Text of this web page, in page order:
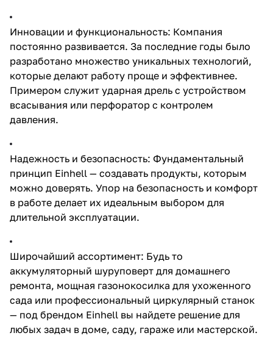
Инновации и функциональность: Компания
постоянно развивается. За последние годы было
разработано множество уникальных технологий,
которые делают работу проще и эффективнее.
Примером служит ударная дрель с устройством
всасывания или перфоратор с контролем
давления.
Надежность и безопасность: Фундаментальный
принцип Einhell — создавать продукты, которым
можно доверять. Упор на безопасность и комфорт
в работе делает их идеальным выбором для
длительной эксплуатации.
Широчайший ассортимент: Будь то
аккумуляторный шуруповерт для домашнего
ремонта, мощная газонокосилка для ухоженного
сада или профессиональный циркулярный станок
— под брендом Einhell вы найдете решение для
любых задач в доме, саду, гараже или мастерской.